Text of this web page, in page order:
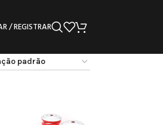
/ REGISTRAR